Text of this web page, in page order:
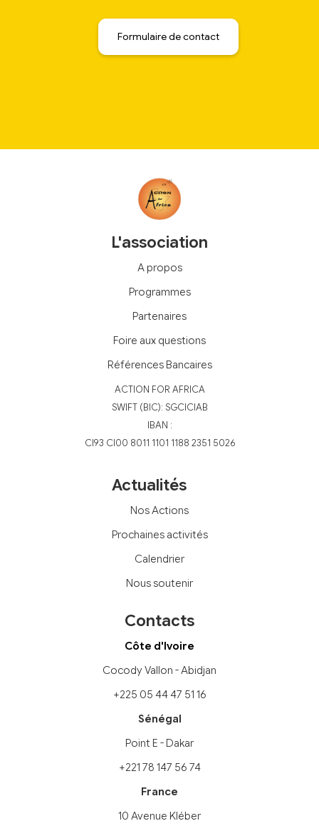
Formulaire de contact
L'association
A propos
Programmes
Partenaires
Foire aux questions
Références Bancaires
‍ACTION FOR AFRICA
‍SWIFT (BIC): SGCICIAB
IBAN :
CI93 CI00 8011 1101 1188 2351 5026
Actualités
Nos Actions
Prochaines activités
Calendrier
Nous soutenir
Contacts
Côte d'Ivoire
Cocody Vallon - Abidjan
+225 05 44 47 51 16
Sénégal
Point E - Dakar
+221 78 147 56 74
France
10 Avenue Kléber